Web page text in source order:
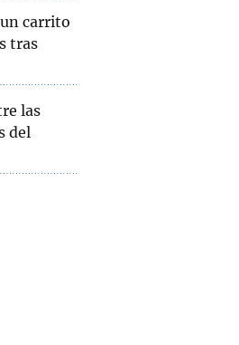
carrito
tras
las
del